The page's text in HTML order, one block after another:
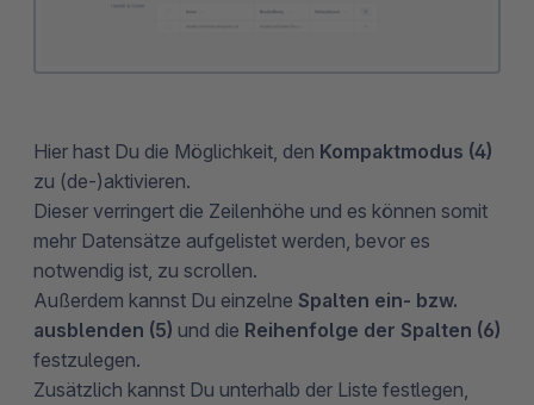
Hier hast Du die Möglichkeit, den Kompaktmodus (4)
zu (de-)aktivieren.
Dieser verringert die Zeilenhöhe und es können somit
mehr Datensätze aufgelistet werden, bevor es
notwendig ist, zu scrollen.
Außerdem kannst Du einzelne Spalten ein- bzw.
ausblenden (5) und die Reihenfolge der Spalten (6)
festzulegen.
Zusätzlich kannst Du unterhalb der Liste festlegen,